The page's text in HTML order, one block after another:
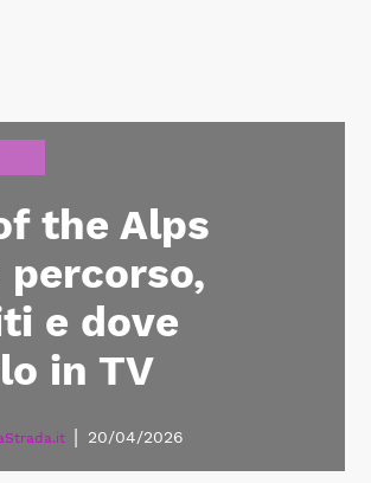
the Alps
percorso,
e dove
in TV
20/04/2026